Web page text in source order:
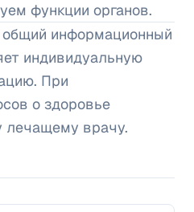
функции органов.
общий информационный
индивидуальную
При
о здоровье
лечащему врачу.